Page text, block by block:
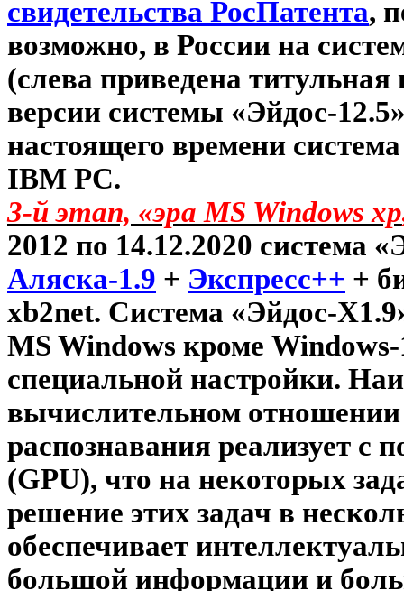
свидетельства РосПатента,
возможно, в России на
(слева приведена
версии системы «Эйдос-
настоящего времени
IBM PC.
3-й этап, «эра MS Windows xp
2012 по 14.12.2020 система
Аляска-1.9 + Экспресс++ +
xb2net. Система «Эйдос-
MS Windows кроме Windows
специальной настройки.
вычислительном отношении
распознавания реализует с
(GPU), что на некоторых
решение этих задач в
обеспечивает
большой информации и